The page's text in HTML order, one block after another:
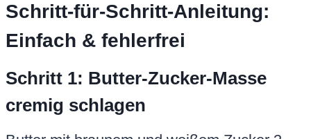
Schritt-für-Schritt-Anleitung:
Einfach & fehlerfrei
Schritt 1: Butter-Zucker-Masse
cremig schlagen